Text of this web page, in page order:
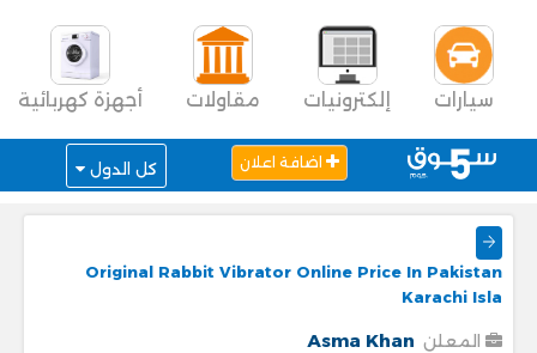
سيارات إلكترونيات مقاولات أجهزة كهربائية
اضافة اعلان كل الدول
Original Rabbit Vibrator Online Price In Pakistan
Karachi Isla
المعلن Asma Khan